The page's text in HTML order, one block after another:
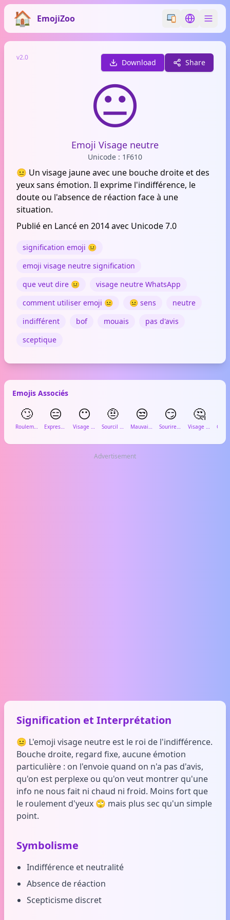
EmojiZoo Switch emoji
Switch
v2.0
Download Share
😐
Emoji Visage neutre
Unicode : 1F610
😐 Un visage jaune avec une bouche droite et des
yeux sans émotion. Il exprime l'indifférence, le
doute ou l'absence de réaction face à une
situation.
Publié en Lancé en 2014 avec Unicode 7.0
signification emoji 😐
emoji visage neutre signification
que veut dire 😐
visage neutre WhatsApp
comment utiliser emoji 😐
😐 sens
neutre
indifférent
bof mouais
pas d'avis
sceptique
Emojis Associés
🙄
Roulement d'yeux
😑
Expression blasée
😶
Visage sans bouche
🤨
Sourcil levé
😒
Mauvaise humeur
😏
Sourire en coin
🤔
Visage pensif
Advertisement
Signification et Interprétation
😐 L'emoji visage neutre est le roi de l'indifférence.
Bouche droite, regard fixe, aucune émotion
particulière : on l'envoie quand on n'a pas d'avis,
qu'on est perplexe ou qu'on veut montrer qu'une
info ne nous fait ni chaud ni froid. Moins fort que
le roulement d'yeux 🙄 mais plus sec qu'un simple
point.
Symbolisme
Indifférence et neutralité
Absence de réaction
Scepticisme discret